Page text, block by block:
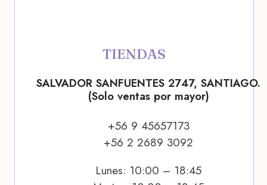
TIENDAS
SALVADOR SANFUENTES 2747, SANTIAGO.
(Solo ventas por mayor)
+56 9 45657173
+56 2 2689 3092
Lunes: 10:00 – 18:45